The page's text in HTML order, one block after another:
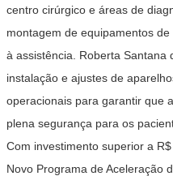
centro cirúrgico e áreas de
montagem de equipamentos
à assistência. Roberta Santana
instalação e ajustes de
operacionais para garantir que
plena segurança para os
Com investimento superior a
Novo Programa de Aceleração